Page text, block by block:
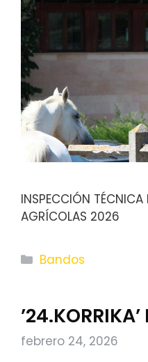
INSPECCIÓN TÉCNICA
AGRÍCOLAS 2026
Categorías
Bandos
febrero 24, 2026